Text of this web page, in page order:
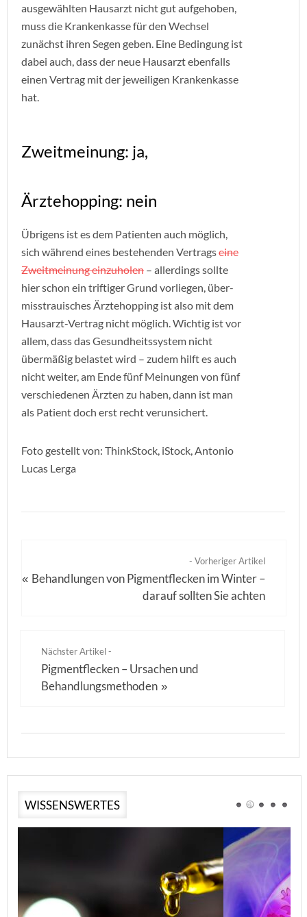
ausgewählten Hausarzt nicht gut aufgehoben,
muss die Krankenkasse für den Wechsel
zunächst ihren Segen geben. Eine Bedingung ist
dabei auch, dass der neue Hausarzt ebenfalls
einen Vertrag mit der jeweiligen Krankenkasse
hat.
Zweitmeinung: ja,
Ärztehopping: nein
Übrigens ist es dem Patienten auch möglich,
sich während eines bestehenden Vertragseine
Zweitmeinung einzuholen – allerdings sollte
hier schon ein triftiger Grund vorliegen, über-
misstrauisches Ärztehopping ist also mit dem
Hausarzt-Vertrag nicht möglich. Wichtig ist vor
allem, dass das Gesundheitssystem nicht
übermäßig belastet wird – zudem hilft es auch
nicht weiter, am Ende fünf Meinungen von fünf
verschiedenen Ärzten zu haben, dann ist man
als Patient doch erst recht verunsichert.
Foto gestellt von: ThinkStock, iStock, Antonio
Lucas Lerga
- Vorheriger Artikel
« Behandlungen von Pigmentflecken im Winter –
darauf sollten Sie achten
Nächster Artikel -
Pigmentflecken – Ursachen und
Behandlungsmethoden »
WISSENSWERTES